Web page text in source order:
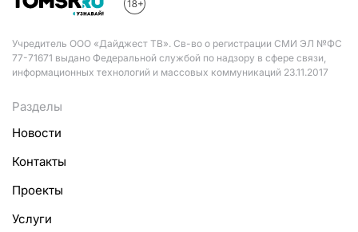
Учредитель ООО «Дайджест ТВ». Св-во о регистрации СМИ ЭЛ №ФС
77-71671 выдано Федеральной службой по надзору в сфере связи,
информационных технологий и массовых коммуникаций 23.11.2017
Разделы
Новости
Контакты
Проекты
Услуги